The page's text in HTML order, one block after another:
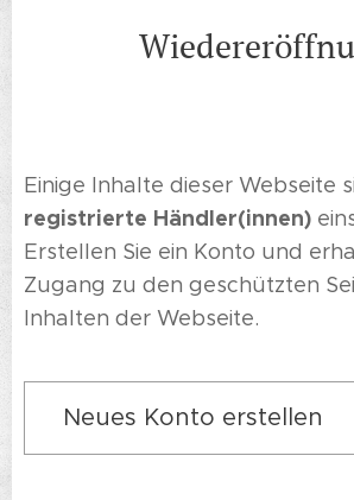
Einige Inhalte dieser Webseite
registrierte Händler(innen)
Erstellen Sie ein Konto und
Zugang zu den geschützten
Inhalten der Webseite.
Neues Konto erstellen